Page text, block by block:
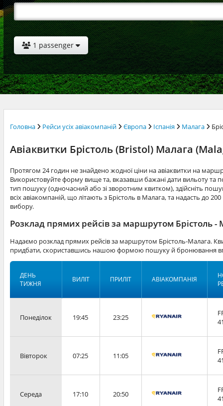
1 passenger
Головна Рейси усіх авіакомпаній Європа Іспанія Малага
Авіаквитки Брістоль (Bristol) Малага
Протягом 24 годин не знайдено жодної ціни на авіаквитки на
Використовуйте форму вище та, вказавши бажані дати вильоту та
тип пошуку (одночасний або зі зворотним квитком), здійсніть
всіх авіакомпаній, що літають з Брістоль в Малага, та надасть до
вибору.
Розклад прямих рейсів за маршрутом Брістоль -
Надаємо розклад прямих рейсів за маршрутом Брістоль-Малага.
придбати, скориставшись нашою формою пошуку й бронювання
ДЕНЬ
ТИЖНЯ
ВИЛІТ ПРИЛІТ АВІАКОМПАНІЯ
Понеділок 19:45 23:25
Вівторок 07:25 11:05
Середа 17:10 20:50